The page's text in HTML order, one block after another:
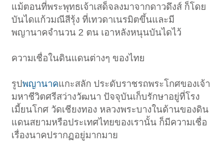
แม้ตอนที่พระพุทธเจ้าเสด็จลงมาจากดาวดึงส์ ก็โดย
บันไดแก้วมณีสีรุ้ง ที่เทวดาเนรมิตขึ้นและมี
พญานาคจำนวน 2 ตน เอาหลังหนุนบันไดไว้
ความเชื่อในดินแดนต่างๆ ของไทย
รูปพญานาคแกะสลัก ประดับราชรถพระโกศของเจ้า
มหาชีวิตศรีสว่างวัฒนา ปัจจุบันเก็บรักษาอยู่ที่โรง
เมี้ยนโกศ วัดเชียงทอง หลวงพระบางในด้านของดิน
แดนสยามหรือประเทศไทยของเรานั้น ก็มีความเชื่อ
เรื่องนาคปรากฏอยู่มากมาย